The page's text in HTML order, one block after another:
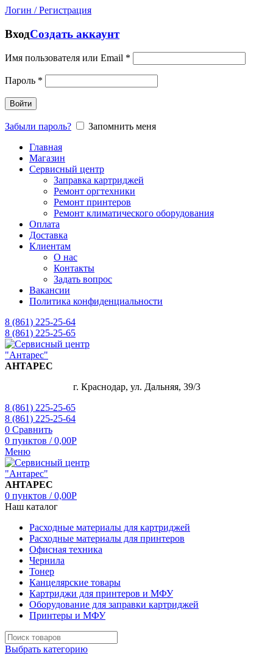
Логин / Регистрация
ВходСоздать аккаунт
Имя пользователя или Email *
Пароль *
Войти
Забыли пароль?
Запомнить меня
Главная
Магазин
Сервисный центр
Заправка картриджей
Ремонт оргтехники
Ремонт принтеров
Ремонт климатического оборудования
Оплата
Доставка
Клиентам
О нас
Контакты
Задать вопрос
Вакансии
Политика конфиденциальности
8 (861) 225-25-64
8 (861) 225-25-65
АНТАРЕС
г. Краснодар, ул. Дальняя, 39/3
8 (861) 225-25-65
8 (861) 225-25-64
0 Сравнить
0 пунктов / 0,00Р
Меню
АНТАРЕС
0 пунктов / 0,00Р
Наш каталог
Расходные материалы для картриджей
Расходные материалы для принтеров
Офисная техника
Чернила
Тонер
Канцелярские товары
Картриджи для принтеров и МФУ
Оборудование для заправки картриджей
Принтеры и МФУ
Выбрать категорию